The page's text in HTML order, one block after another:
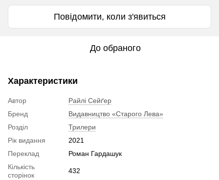
Повідомити, коли з'явиться
До обраного
Характеристики
Автор
Райлі Сейґер
Бренд
Видавництво «Старого Лева»
Розділ
Трилери
Рік видання
2021
Переклад
Роман Гардашук
Кількість
сторінок
432